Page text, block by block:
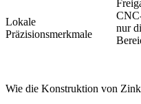
Lokale
Präzisionsmerkmale
nur
Wie die Konstruktion von